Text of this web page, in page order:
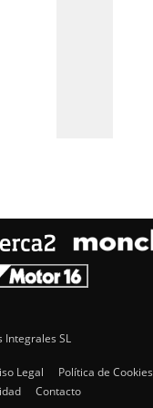
Integrales SL
Legal
Política de Cookies
Contacto